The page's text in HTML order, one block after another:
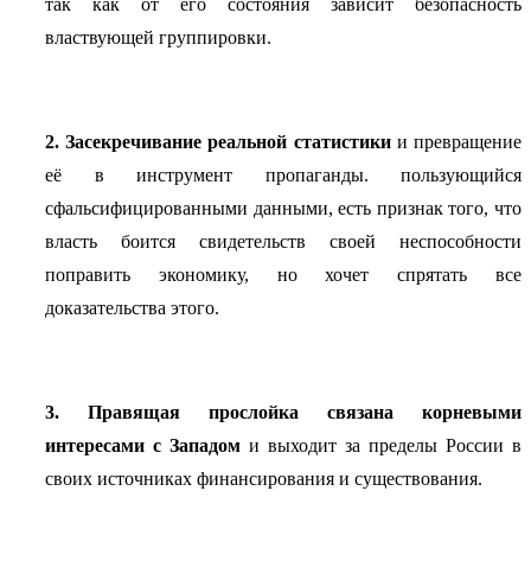
так как от его состояния зависит безопасность
властвующей группировки.
2. Засекречивание реальной статистикии превращение
её в инструмент пропаганды. пользующийся
сфальсифицированными данными, есть признак того, что
власть боится свидетельств своей неспособности
поправить экономику, но хочет спрятать все
доказательства этого.
3. Правящая прослойка связана корневыми
интересами с Западом и выходит за пределы России в
своих источниках финансирования и существования.